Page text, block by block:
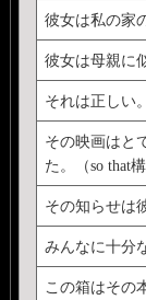
彼女は私の家
彼女は母親に
それは正しい。
その映画はと
た。（so that構
その知らせは
みんなに十分
この箱はその